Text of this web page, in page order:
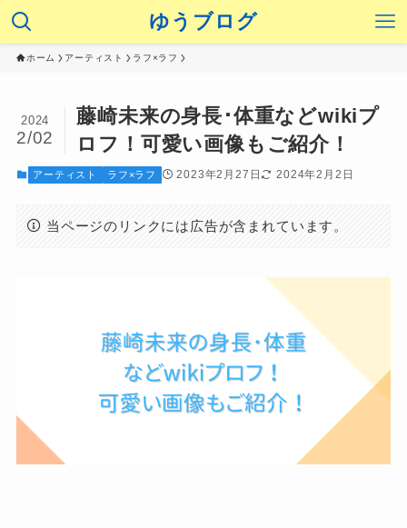
ゆうブログ
ホーム アーティスト ラフ×ラフ
藤崎未来の身長･体重などwikiプ
ロフ！可愛い画像もご紹介！
2024
2/02
アーティスト ラフ×ラフ 2023年2月27日 2024年2月2日
当ページのリンクには広告が含まれています。